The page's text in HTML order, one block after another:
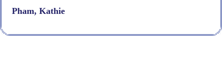
Pham, Kathie